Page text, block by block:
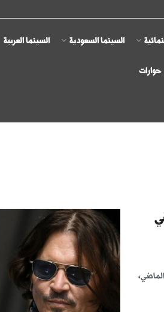
السينما السعودية السينما العربية
حوارات